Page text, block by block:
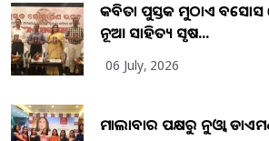
କବିତା ପୁସ୍ତକ ମୁଠାଏ
ନୂଆ ସାହିତ୍ୟ ସୃଷ...
06 July, 2026
ମାଲାବାର ପକ୍ଷରୁ ନୁଓ୍ବା